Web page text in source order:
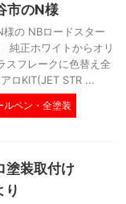
のN様
の NBロードスター
純正ホワイトからオリ
スフレークに色替え全
ロKIT(JET STR ...
ルペン・全塗装
装取付け